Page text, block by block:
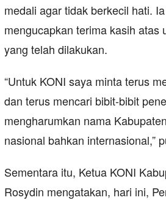
medali agar tidak berkecil hati.
mengucapkan terima kasih atas
yang telah dilakukan.
“Untuk KONI saya minta terus
dan terus mencari bibit-bibit
mengharumkan nama
nasional bahkan internasional,”
Sementara itu, Ketua KONI
Rosydin mengatakan, hari ini,